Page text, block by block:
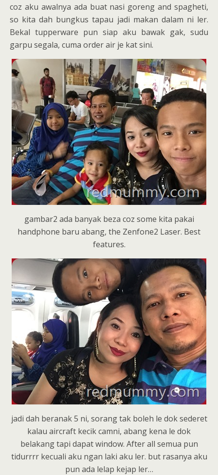
coz aku awalnya ada buat nasi goreng and spagheti,
so kita dah bungkus tapau jadi makan dalam ni ler.
Bekal tupperware pun siap aku bawak gak, sudu
garpu segala, cuma order air je kat sini.
gambar2 ada banyak beza coz some kita pakai
handphone baru abang, the Zenfone2 Laser. Best
features.
jadi dah beranak 5 ni, sorang tak boleh le dok sederet
kalau aircraft kecik camni, abang kena le dok
belakang tapi dapat window. After all semua pun
tidurrrr kecuali aku ngan laki aku ler. but rasanya aku
pun ada lelap kejap ler…